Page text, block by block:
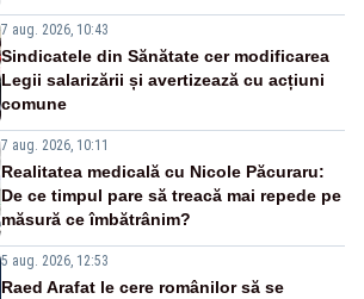
7 aug. 2026, 10:43
Sindicatele din Sănătate cer modificarea
Legii salarizării și avertizează cu acțiuni
comune
7 aug. 2026, 10:11
Realitatea medicală cu Nicole Păcuraru:
De ce timpul pare să treacă mai repede pe
măsură ce îmbătrânim?
5 aug. 2026, 12:53
Raed Arafat le cere românilor să se